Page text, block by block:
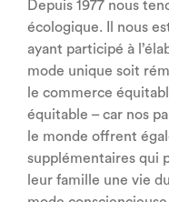
Depuis 1977 nous
écologique. Il nous
ayant participé à
mode unique soit
le commerce
équitable – car nos
le monde offrent
supplémentaires qui
leur famille une vie